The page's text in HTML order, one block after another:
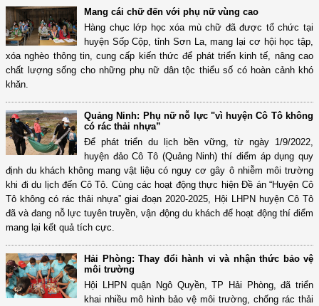
Mang cái chữ đến với phụ nữ vùng cao
Hàng chục lớp học xóa mù chữ đã được tổ chức tại
huyện Sốp Cộp, tỉnh Sơn La, mang lại cơ hội học tập,
xóa nghèo thông tin, cung cấp kiến thức để phát triển kinh tế, nâng cao
chất lượng sống cho những phụ nữ dân tộc thiểu số có hoàn cảnh khó
khăn.
Quảng Ninh: Phụ nữ nỗ lực "vì huyện Cô Tô không
có rác thải nhựa”
Để phát triển du lịch bền vững, từ ngày 1/9/2022,
huyện đảo Cô Tô (Quảng Ninh) thí điểm áp dụng quy
định du khách không mang vật liệu có nguy cơ gây ô nhiễm môi trường
khi đi du lịch đến Cô Tô. Cùng các hoạt động thực hiện Đề án “Huyện Cô
Tô không có rác thải nhựa” giai đoạn 2020-2025, Hội LHPN huyện Cô Tô
đã và đang nỗ lực tuyên truyền, vận động du khách để hoạt động thí điểm
mang lại kết quả tích cực.
Hải Phòng: Thay đổi hành vi và nhận thức bảo vệ
môi trường
Hội LHPN quận Ngô Quyền, TP Hải Phòng, đã triển
khai nhiều mô hình bảo vệ môi trường, chống rác thải